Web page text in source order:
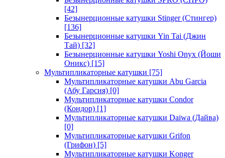
[42]
Безынерционные катушки Stinger (Стингер)
[136]
Безынерционные катушки Yin Tai (Джин
Тай) [32]
Безынерционные катушки Yoshi Onyx (Йоши
Оникс) [15]
Мультипликаторные катушки [75]
Мультипликаторные катушки Abu Garcia
(Абу Гарсия) [0]
Мультипликаторные катушки Condor
(Кондор) [1]
Мультипликаторные катушки Daiwa (Дайва)
[0]
Мультипликаторные катушки Grifon
(Грифон) [5]
Мультипликаторные катушки Konger